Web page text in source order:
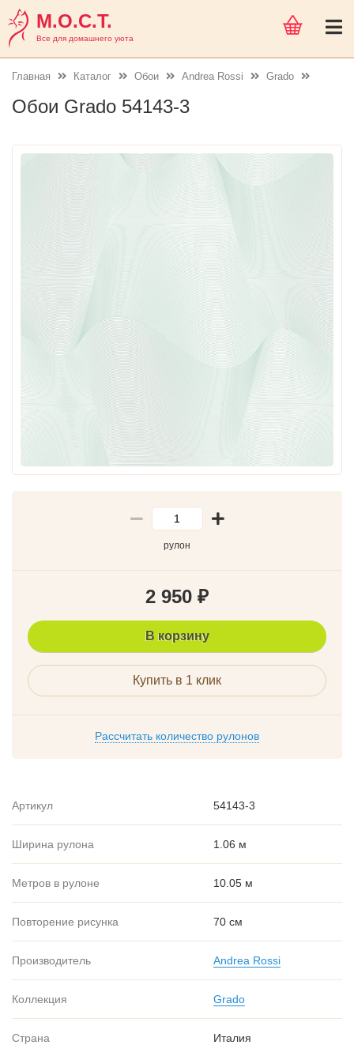
М.О.С.Т.
Все для домашнего уюта
Главная Каталог Обои Andrea Rossi Grado
Обои Grado 54143-3
рулон
2 950 ₽
В корзину
Купить в 1 клик
Рассчитать количество рулонов
Артикул 54143-3
Ширина рулона 1.06 м
Метров в рулоне 10.05 м
Повторение рисунка 70 см
Производитель Andrea Rossi
Коллекция Grado
Страна Италия